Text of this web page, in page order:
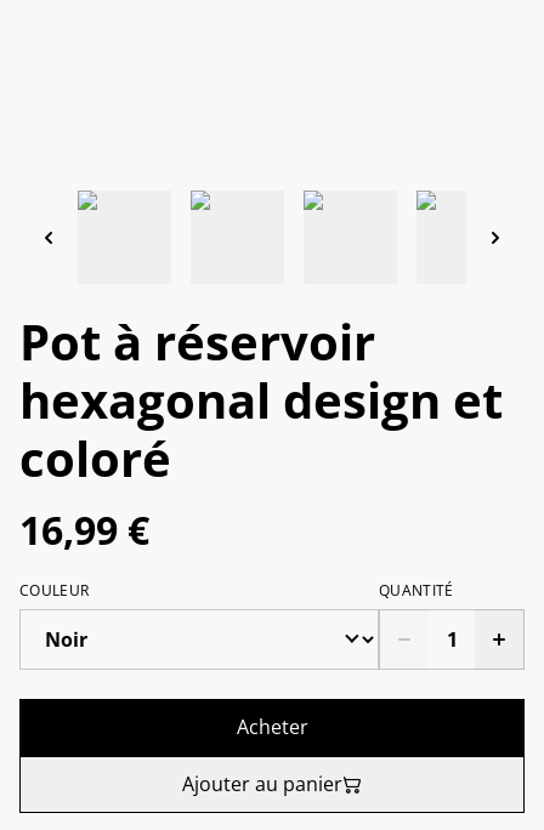
Pot à réservoir
hexagonal design et
coloré
16,99 €
COULEUR QUANTITÉ
Acheter
Ajouter au panier